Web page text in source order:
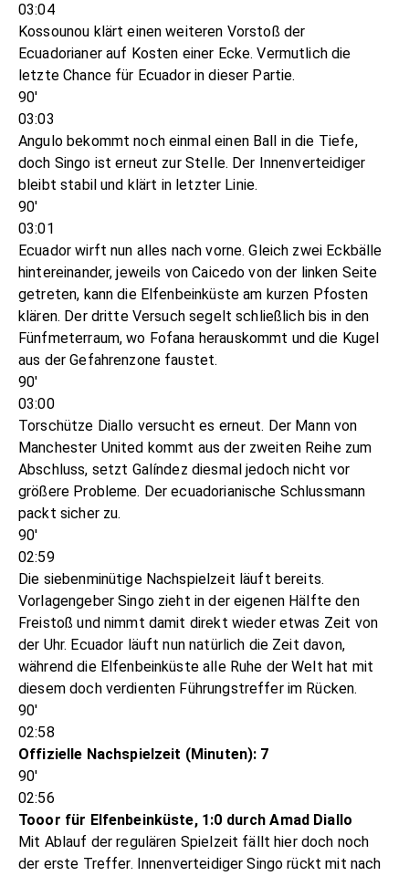
03:04
Kossounou klärt einen weiteren Vorstoß der
Ecuadorianer auf Kosten einer Ecke. Vermutlich die
letzte Chance für Ecuador in dieser Partie.
90'
03:03
Angulo bekommt noch einmal einen Ball in die Tiefe,
doch Singo ist erneut zur Stelle. Der Innenverteidiger
bleibt stabil und klärt in letzter Linie.
90'
03:01
Ecuador wirft nun alles nach vorne. Gleich zwei Eckbälle
hintereinander, jeweils von Caicedo von der linken Seite
getreten, kann die Elfenbeinküste am kurzen Pfosten
klären. Der dritte Versuch segelt schließlich bis in den
Fünfmeterraum, wo Fofana herauskommt und die Kugel
aus der Gefahrenzone faustet.
90'
03:00
Torschütze Diallo versucht es erneut. Der Mann von
Manchester United kommt aus der zweiten Reihe zum
Abschluss, setzt Galíndez diesmal jedoch nicht vor
größere Probleme. Der ecuadorianische Schlussmann
packt sicher zu.
90'
02:59
Die siebenminütige Nachspielzeit läuft bereits.
Vorlagengeber Singo zieht in der eigenen Hälfte den
Freistoß und nimmt damit direkt wieder etwas Zeit von
der Uhr. Ecuador läuft nun natürlich die Zeit davon,
während die Elfenbeinküste alle Ruhe der Welt hat mit
diesem doch verdienten Führungstreffer im Rücken.
90'
02:58
Offizielle Nachspielzeit (Minuten): 7
90'
02:56
Tooor für Elfenbeinküste, 1:0 durch Amad Diallo
Mit Ablauf der regulären Spielzeit fällt hier doch noch
der erste Treffer. Innenverteidiger Singo rückt mit nach